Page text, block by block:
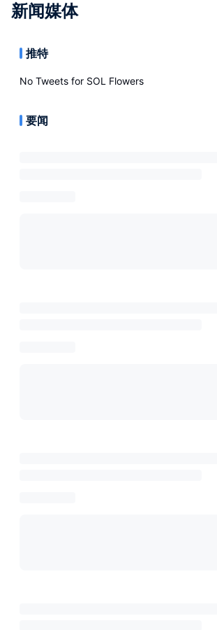
新闻媒体
推特
No Tweets for SOL Flowers
要闻